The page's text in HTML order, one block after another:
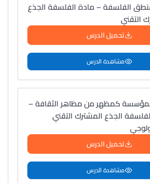
العمل
و
مع مامودو
فالقفز
البردع
الفلسفة – مادة الفلسفة الجذع
التقني
تحميل الدرس
مشاهدة الدرس
كمظهر من مظاهر الثقافة –
الجذع المشترك التقني
تحميل الدرس
مشاهدة الدرس